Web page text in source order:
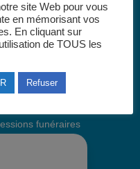
funéraires
site Web pour vous
en mémorisant vos
En cliquant sur
de TOUS les
Refuser